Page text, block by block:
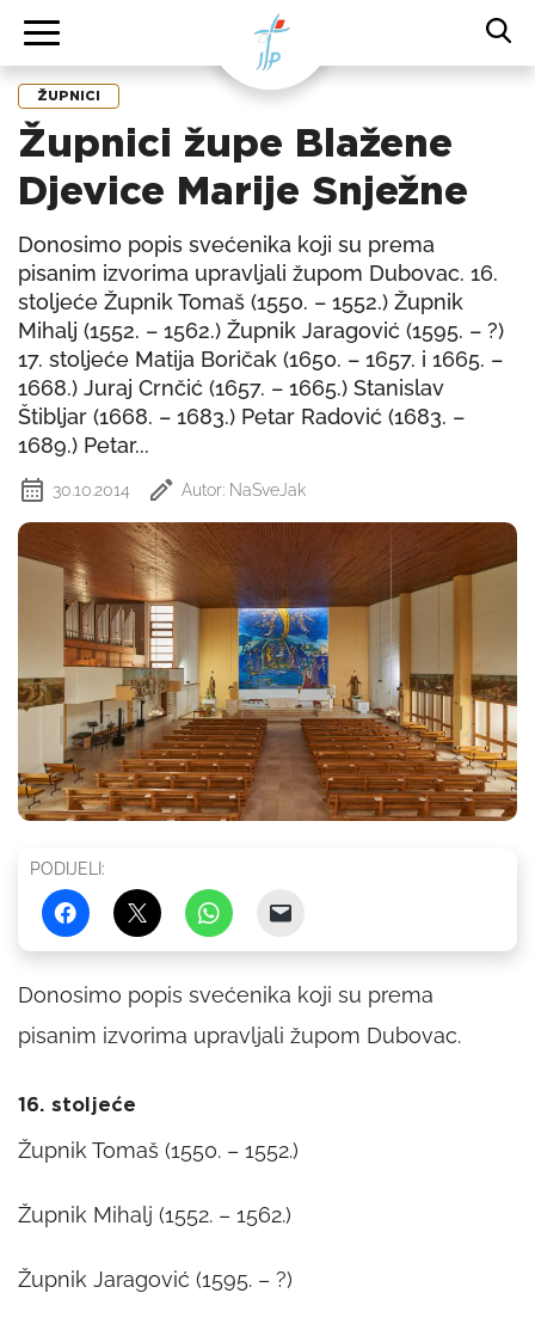
ŽUPNICI
Župnici župe Blažene
Djevice Marije Snježne
Donosimo popis svećenika koji su prema
pisanim izvorima upravljali župom Dubovac. 16.
stoljeće Župnik Tomaš (1550. – 1552.) Župnik
Mihalj (1552. – 1562.) Župnik Jaragović (1595. – ?)
17. stoljeće Matija Boričak (1650. – 1657. i 1665. –
1668.) Juraj Crnčić (1657. – 1665.) Stanislav
Štibljar (1668. – 1683.) Petar Radović (1683. –
1689.) Petar...
30.10.2014 Autor: NaSveJak
PODIJELI:
Donosimo popis svećenika koji su prema
pisanim izvorima upravljali župom Dubovac.
16. stoljeće
Župnik Tomaš (1550. – 1552.)
Župnik Mihalj (1552. – 1562.)
Župnik Jaragović (1595. – ?)